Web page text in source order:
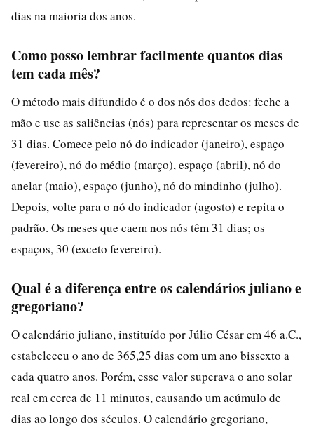
dias na maioria dos anos.
Como posso lembrar facilmente quantos dias
tem cada mês?
O método mais difundido é o dos nós dos dedos: feche a
mão e use as saliências (nós) para representar os meses de
31 dias. Comece pelo nó do indicador (janeiro), espaço
(fevereiro), nó do médio (março), espaço (abril), nó do
anelar (maio), espaço (junho), nó do mindinho (julho).
Depois, volte para o nó do indicador (agosto) e repita o
padrão. Os meses que caem nos nós têm 31 dias; os
espaços, 30 (exceto fevereiro).
Qual é a diferença entre os calendários juliano e
gregoriano?
O calendário juliano, instituído por Júlio César em 46 a.C.,
estabeleceu o ano de 365,25 dias com um ano bissexto a
cada quatro anos. Porém, esse valor superava o ano solar
real em cerca de 11 minutos, causando um acúmulo de
dias ao longo dos séculos. O calendário gregoriano,